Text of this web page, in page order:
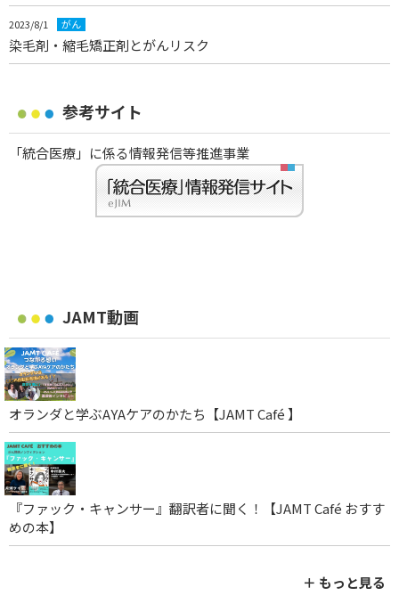
2023/8/1 がん
染毛剤・縮毛矯正剤とがんリスク
参考サイト
「統合医療」に係る情報発信等推進事業
JAMT動画
オランダと学ぶAYAケアのかたち【JAMT Café 】
『ファック・キャンサー』翻訳者に聞く！【JAMT Café おすす
めの本】
＋ もっと見る